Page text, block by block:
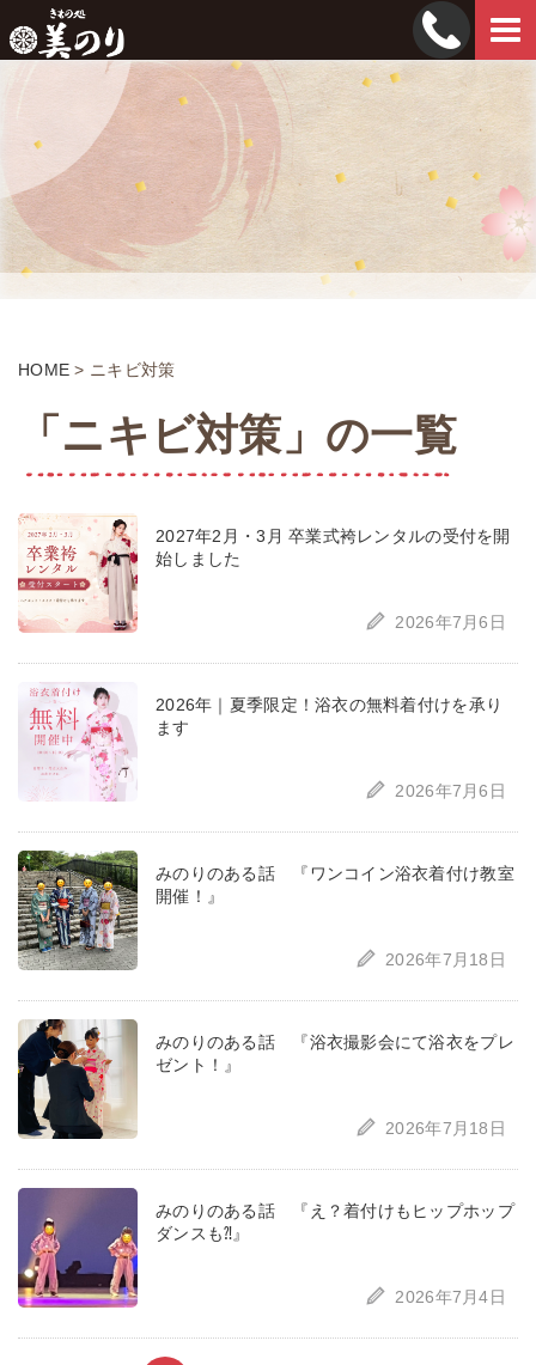
HOME > ニキビ対策
「ニキビ対策」の一覧
2027年2月・3月 卒業式袴レンタルの受付を開
始しました
2026年7月6日
2026年｜夏季限定！浴衣の無料着付けを承り
ます
2026年7月6日
みのりのある話 『ワンコイン浴衣着付け教室
開催！』
2026年7月18日
みのりのある話 『浴衣撮影会にて浴衣をプレ
ゼント！』
2026年7月18日
みのりのある話 『え？着付けもヒップホップ
ダンスも⁈』
2026年7月4日